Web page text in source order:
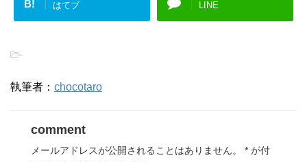
B! はてブ LINE
-
執筆者： chocotaro
comment
メールアドレスが公開されることはありません。 * が付